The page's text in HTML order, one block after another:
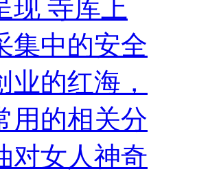
现 寺库上
集中的安全
业的红海，
用的相关分
对女人神奇